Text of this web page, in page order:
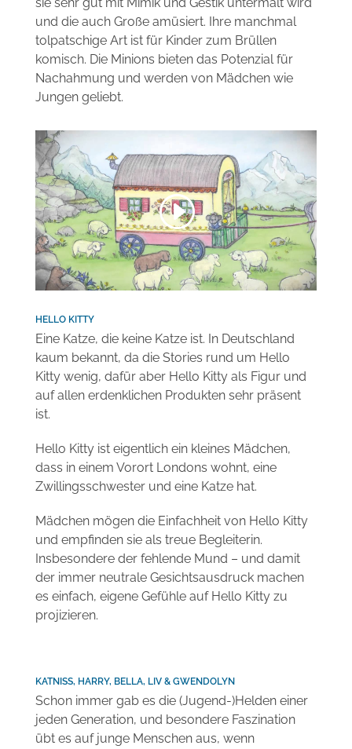
und die auch Große amüsiert. Ihre manchmal
tolpatschige Art ist für Kinder zum Brüllen
komisch. Die Minions bieten das Potenzial für
Nachahmung und werden von Mädchen wie
Jungen geliebt.
Sie sehen gerade einen Platzhalterinhalt von
Standard. Um auf den eigentlichen Inhalt
zuzugreifen, klicken Sie auf den Button unten.
Bitte beachten Sie, dass dabei Daten an
Drittanbieter weitergegeben werden.
Inhalt entsperren
Weitere Informationen
HELLO KITTY
Eine Katze, die keine Katze ist. In Deutschland
kaum bekannt, da die Stories rund um Hello
Kitty wenig, dafür aber Hello Kitty als Figur und
auf allen erdenklichen Produkten sehr präsent
ist.
Hello Kitty ist eigentlich ein kleines Mädchen,
dass in einem Vorort Londons wohnt, eine
Zwillingsschwester und eine Katze hat.
Mädchen mögen die Einfachheit von Hello Kitty
und empfinden sie als treue Begleiterin.
Insbesondere der fehlende Mund – und damit
der immer neutrale Gesichtsausdruck machen
es einfach, eigene Gefühle auf Hello Kitty zu
projizieren.
KATNISS, HARRY, BELLA, LIV & GWENDOLYN
Schon immer gab es die (Jugend-)Helden einer
jeden Generation, und besondere Faszination
übt es auf junge Menschen aus, wenn